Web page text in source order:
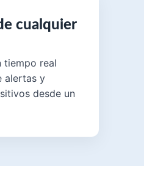
cualquier
tiempo real
alertas y
desde un